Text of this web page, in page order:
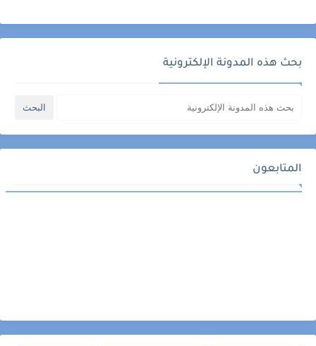
بحث هذه المدونة الإلكترونية
المتابعون